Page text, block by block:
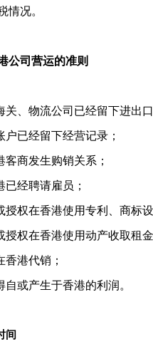
情况。
公司营运的准则
关、物流公司已经留下进出口
户已经留下经营记录；
客商发生购销关系；
已经聘请雇员；
授权在香港使用专利、商标
授权在香港使用动产收取租
香港代销；
自或产生于香港的利润。
间